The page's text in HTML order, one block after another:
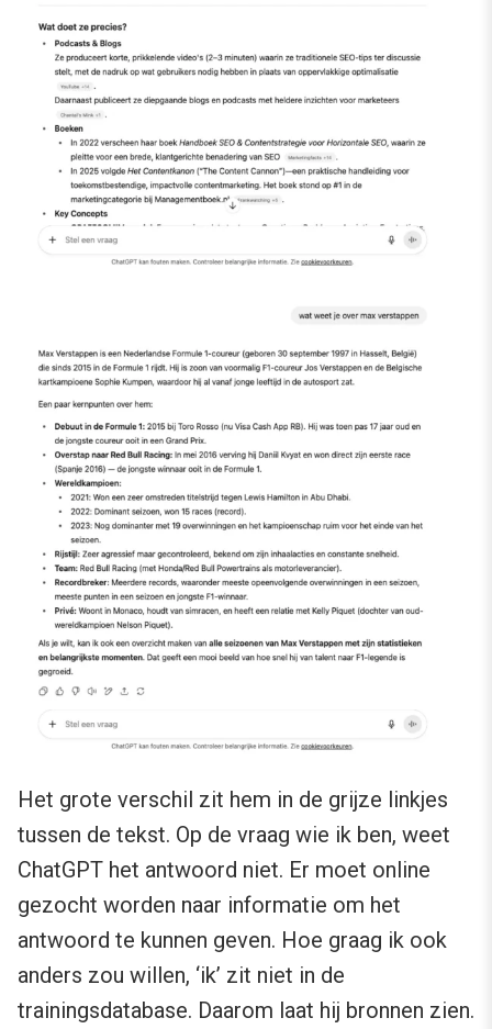
Het grote verschil zit hem in de grijze linkjes
tussen de tekst. Op de vraag wie ik ben, weet
ChatGPT het antwoord niet. Er moet online
gezocht worden naar informatie om het
antwoord te kunnen geven. Hoe graag ik ook
anders zou willen, ‘ik’ zit niet in de
trainingsdatabase. Daarom laat hij bronnen zien.